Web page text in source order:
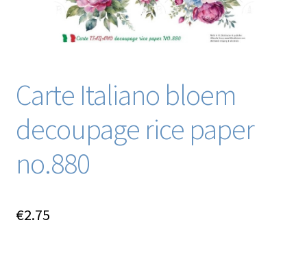
Carte Italiano bloem
decoupage rice paper
no.880
€2.75